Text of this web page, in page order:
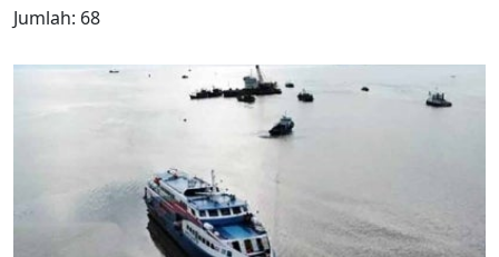
Jumlah: 68